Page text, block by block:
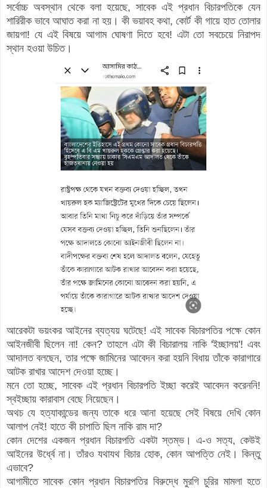
সর্বোচ্চ অবস্থান থেকে বলা হয়েছে, সাবেক এই প্রধান বিচারপতিকে যেন
শারিরীক ভাবে আঘাত করা না হয়। কী ভয়াবহ কথা, কোর্ট কী গায়ে হাত তোলার
জায়গা! যে এই বিষয়ে আগাম ঘোষণা দিতে হবে! এটা তো সবচেয়ে নিরাপদ
স্থান হওয়া উচিত।
আরেকটা ভয়ংকর আইনের ব্যত্যয় ঘটেছে! এই সাবেক বিচারপতির পক্ষে কোন
আইনজীবী ছিলেন না! কেন? তাহলে এটা কী বিচারালয় নাকি 'ইচ্ছালয়'! এবং
আদালত বলছেন, তার পক্ষে জামিনের আবেদন করা হয়নি বিধায় তাঁকে কারাগারে
আটক রাখার আদেশ দেওয়া হচ্ছে।
মনে তো হচ্ছে, সাবেক এই প্রধান বিচারপতি ইচ্ছা করেই আবেদন করেননি!
স্বইচ্ছায় কারাবাস বেছে নিয়েছেন।
অথচ যে হত্যাকান্ডের জন্য তাকে ধরে আনা হয়েছে সেই বিষয়ে দেখি কোন
আলাপ নেই! হাতে কী চাপাতি ছিল নাকি রাম দা?
কোন দেশের একজন প্রধান বিচারপতি একটা স্তম্ভ। এ-ও সত্য, কেউই
আইনের উর্ধ্বে না। তাঁরও যথাযথ বিচার হোক, কোন আপত্তি নেই। কিন্তু
এভাবে?
আগামীতে সাবেক কোন প্রধান বিচারপতির বিরুদ্ধে মুরগি চুরির মামলা হতে